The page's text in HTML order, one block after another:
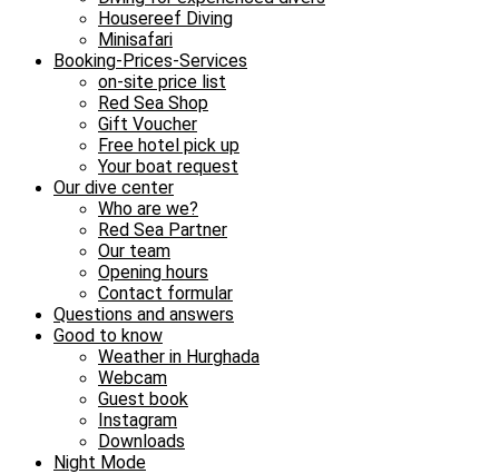
Housereef Diving
Minisafari
Booking-Prices-Services
on-site price list
Red Sea Shop
Gift Voucher
Free hotel pick up
Your boat request
Our dive center
Who are we?
Red Sea Partner
Our team
Opening hours
Contact formular
Questions and answers
Good to know
Weather in Hurghada
Webcam
Guest book
Instagram
Downloads
Night Mode